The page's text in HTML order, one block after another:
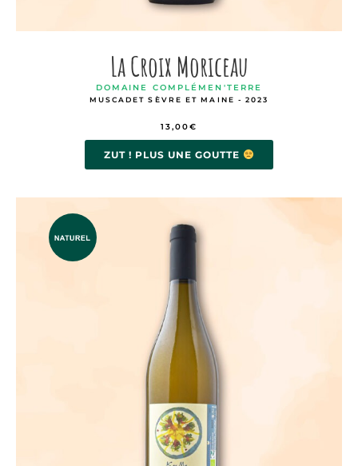
La Croix Moriceau
DOMAINE COMPLÉMEN'TERRE
MUSCADET SÈVRE ET MAINE - 2023
13,00€
ZUT ! PLUS UNE GOUTTE